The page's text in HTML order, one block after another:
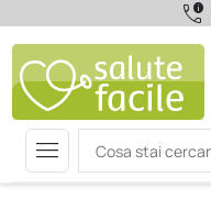
call_quality
menu